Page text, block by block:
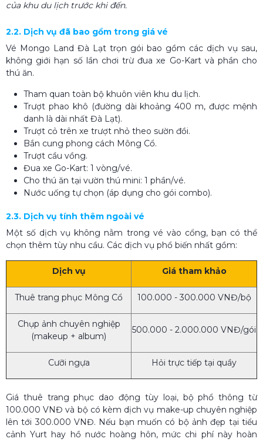
của khu du lịch trước khi đến.
2.2. Dịch vụ đã bao gồm trong giá vé
Vé Mongo Land Đà Lạt trọn gói bao gồm các dịch vụ sau,
không giới hạn số lần chơi trừ đua xe Go-Kart và phần cho
thú ăn.
Tham quan toàn bộ khuôn viên khu du lịch.
Trượt phao khô (đường dài khoảng 400 m, được mệnh
danh là dài nhất Đà Lạt).
Trượt cỏ trên xe trượt nhỏ theo sườn đồi.
Bắn cung phong cách Mông Cổ.
Trượt cầu vồng.
Đua xe Go-Kart: 1 vòng/vé.
Cho thú ăn tại vườn thú mini: 1 phần/vé.
Nước uống tự chọn (áp dụng cho gói combo).
2.3. Dịch vụ tính thêm ngoài vé
Một số dịch vụ không nằm trong vé vào cổng, bạn có thể
chọn thêm tùy nhu cầu. Các dịch vụ phổ biến nhất gồm:
Dịch vụ Giá tham khảo
Thuê trang phục Mông Cổ 100.000 - 300.000 VNĐ/bộ
Chụp ảnh chuyên nghiệp
(makeup + album)
500.000 - 2.000.000 VNĐ/gói
Cưỡi ngựa Hỏi trực tiếp tại quầy
Giá thuê trang phục dao động tùy loại, bộ phổ thông từ
100.000 VNĐ và bộ có kèm dịch vụ make-up chuyên nghiệp
lên tới 300.000 VNĐ. Nếu bạn muốn có bộ ảnh đẹp tại tiểu
cảnh Yurt hay hồ nước hoàng hôn, mức chi phí này hoàn